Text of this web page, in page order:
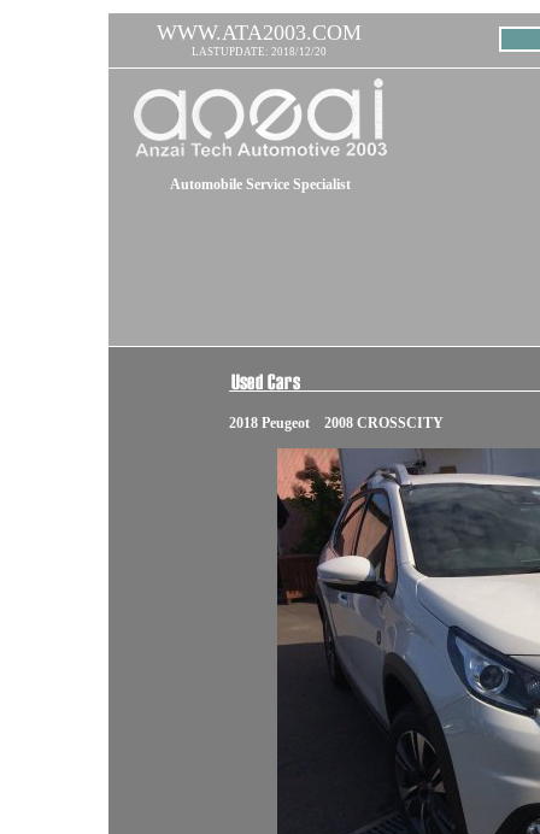
WWW.ATA2003.COM
LASTUPDATE: 2018/12/20
Automobile Service Specialist
2018 Peugeot 2008 CROSSCITY